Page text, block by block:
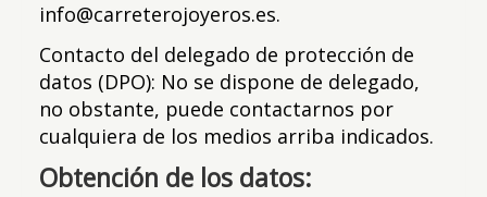
info@carreterojoyeros.es.
Contacto del delegado de protección de
datos (DPO): No se dispone de delegado,
no obstante, puede contactarnos por
cualquiera de los medios arriba indicados.
Obtención de los datos: